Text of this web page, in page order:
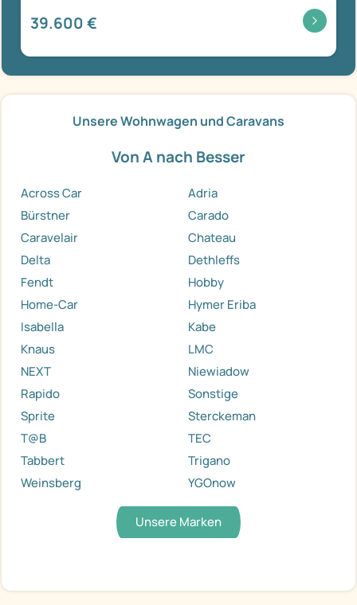
39.600 €
Unsere Wohnwagen und Caravans
Von A nach Besser
Across Car
Adria
Bürstner
Carado
Caravelair
Chateau
Delta
Dethleffs
Fendt
Hobby
Home-Car
Hymer Eriba
Isabella
Kabe
Knaus
LMC
NEXT
Niewiadow
Rapido
Sonstige
Sprite
Sterckeman
T@B
TEC
Tabbert
Trigano
Weinsberg
YGOnow
Unsere Marken